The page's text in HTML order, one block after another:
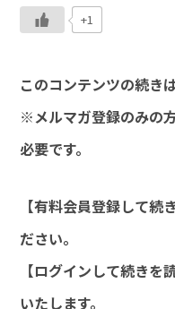
+1
このコンテンツの続き
※メルマガ登録のみの
必要です。
【有料会員登録して続
ださい。
【ログインして続き
いたします。